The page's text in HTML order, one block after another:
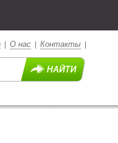
О нас Контакты